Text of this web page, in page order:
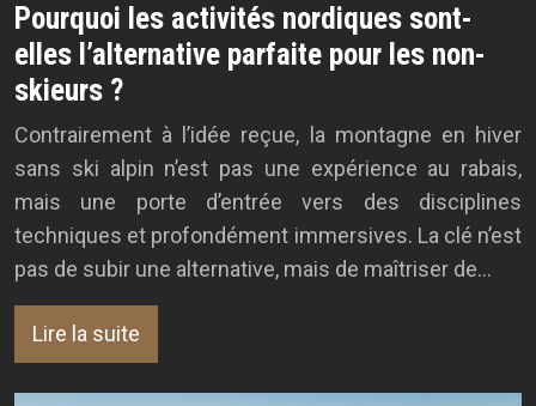
Pourquoi les activités nordiques sont-
elles l’alternative parfaite pour les non-
skieurs ?
Contrairement à l’idée reçue, la montagne en hiver
sans ski alpin n’est pas une expérience au rabais,
mais une porte d’entrée vers des disciplines
techniques et profondément immersives. La clé n’est
pas de subir une alternative, mais de maîtriser de…
Lire la suite